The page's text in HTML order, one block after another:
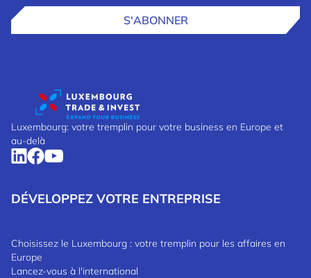
S'ABONNER
Luxembourg: votre tremplin pour votre business en Europe et
au-delà
DÉVELOPPEZ VOTRE ENTREPRISE
Choisissez le Luxembourg : votre tremplin pour les affaires en
Europe
Lancez-vous à l'international